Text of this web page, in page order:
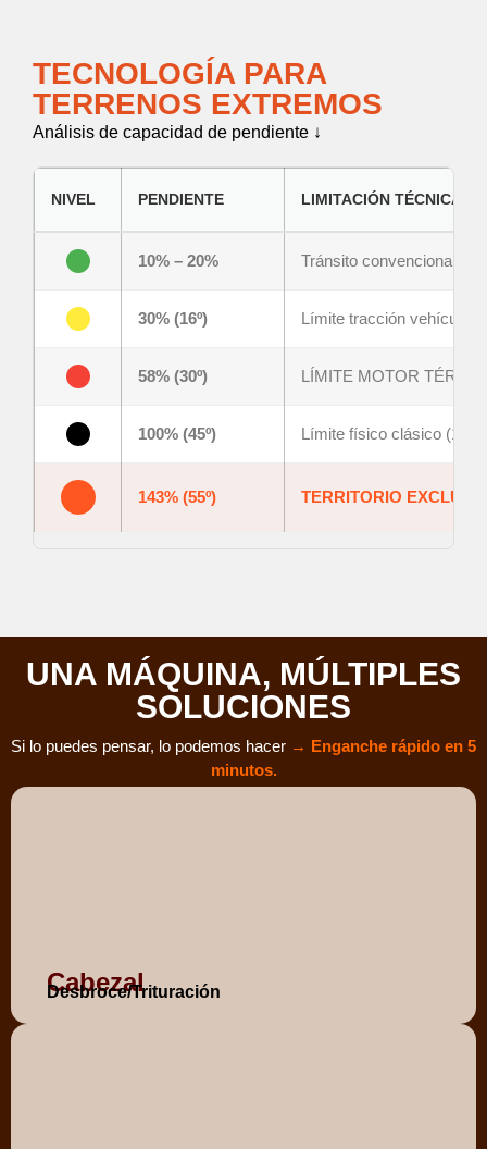
TECNOLOGÍA PARA
TERRENOS EXTREMOS
Análisis de capacidad de pendiente ↓
NIVEL PENDIENTE LIMITACIÓN TÉCNICA
10% – 20% Tránsito convencional
30% (16º) Límite tracción vehículos
58% (30º) LÍMITE MOTOR
100% (45º) Límite físico clásico
143% (55º) TERRITORIO
UNA MÁQUINA, MÚLTIPLES
SOLUCIONES
Si lo puedes pensar, lo podemos hacer → Enganche rápido en 5
minutos.
Cabezal
Desbroce/Trituración